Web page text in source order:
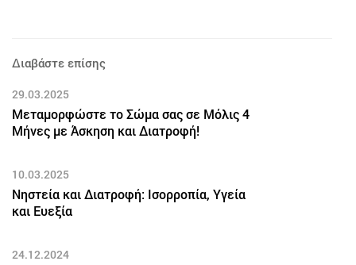
Διαβάστε επίσης
29.03.2025
Μεταμορφώστε το Σώμα σας σε Μόλις 4
Μήνες με Άσκηση και Διατροφή!
10.03.2025
Νηστεία και Διατροφή: Ισορροπία, Υγεία
και Ευεξία
24.12.2024